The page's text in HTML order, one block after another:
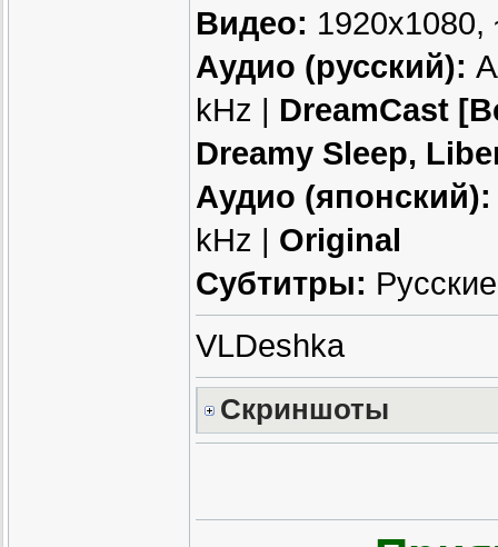
Видео: 1920x1080,
Аудио (русский):
kHz | DreamCast
Dreamy Sleep,
Аудио (японский):
kHz | Original
Субтитры:
VLDeshka
Скриншоты